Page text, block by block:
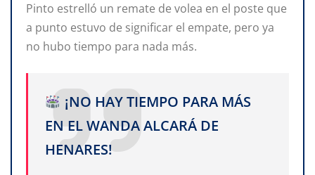
Pinto estrelló un remate de volea en el poste que
a punto estuvo de significar el empate, pero ya
no hubo tiempo para nada más.
¡NO HAY TIEMPO PARA MÁS
EN EL WANDA ALCARÁ DE
HENARES!